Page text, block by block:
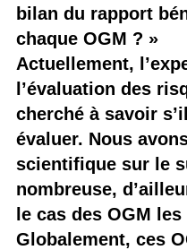
bilan du rapport
chaque OGM ? »
Actuellement,
l’évaluation des
cherché à savoir
évaluer. Nous
scientifique sur le
nombreuse,
le cas des OGM
Globalement, ces